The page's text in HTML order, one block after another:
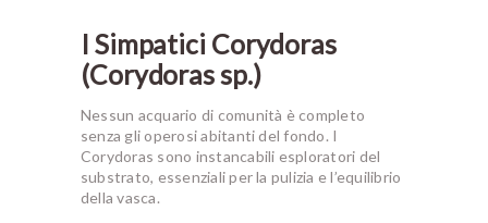
I Simpatici Corydoras
(Corydoras sp.)
Nessun acquario di comunità è completo
senza gli operosi abitanti del fondo. I
Corydoras sono instancabili esploratori del
substrato, essenziali per la pulizia e l’equilibrio
della vasca.